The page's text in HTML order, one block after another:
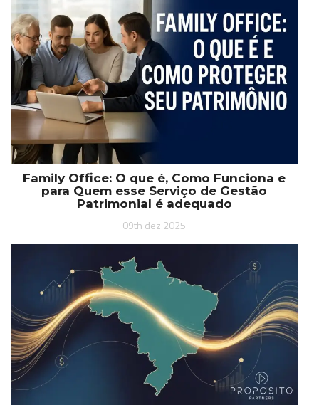
Family Office: O que é, Como Funciona e
para Quem esse Serviço de Gestão
Patrimonial é adequado
09th dez 2025